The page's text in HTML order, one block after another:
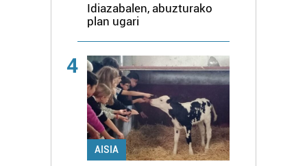
Idiazabalen, abuzturako
plan ugari
4
AISIA